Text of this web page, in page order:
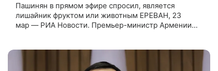
Пашинян в прямом эфире спросил, является
лишайник фруктом или животным ЕРЕВАН, 23
мар — РИА Новости. Премьер-министр Армении